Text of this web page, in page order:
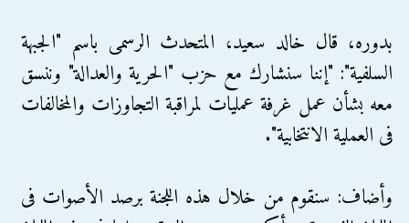
بدوره، قال خالد سعيد، المتحدث الرسمى باسم "الجبهة
السلفية": "إننا سنشارك مع حزب "الحرية والعدالة" وننسق
معه بشأن عمل غرفة عمليات لمراقبة التجاوزات والمخالفات
فى العملية الانتخابية".
وأضاف: سنقوم من خلال هذه اللجنة برصد الأصوات فى